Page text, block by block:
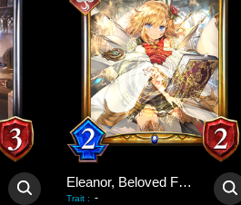
Eleanor, Beloved Flower
Trait : -